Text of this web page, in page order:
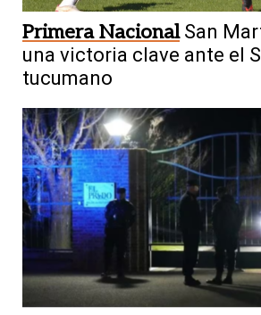
Primera Nacional San
una victoria clave ante el
tucumano